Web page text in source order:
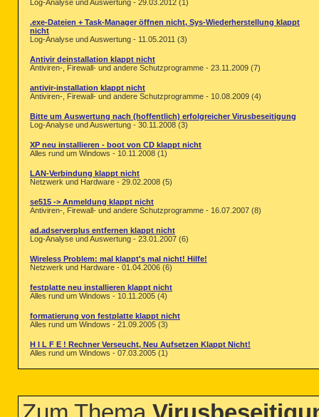
Log-Analyse und Auswertung - 29.03.2012 (1)
.exe-Dateien + Task-Manager öffnen nicht, Sys-Wiederherstellung klappt
nicht
Log-Analyse und Auswertung - 11.05.2011 (3)
Antivir deinstallation klappt nicht
Antiviren-, Firewall- und andere Schutzprogramme - 23.11.2009 (7)
antivir-installation klappt nicht
Antiviren-, Firewall- und andere Schutzprogramme - 10.08.2009 (4)
Bitte um Auswertung nach (hoffentlich) erfolgreicher Virusbeseitigung
Log-Analyse und Auswertung - 30.11.2008 (3)
XP neu installieren - boot von CD klappt nicht
Alles rund um Windows - 10.11.2008 (1)
LAN-Verbindung klappt nicht
Netzwerk und Hardware - 29.02.2008 (5)
se515 -> Anmeldung klappt nicht
Antiviren-, Firewall- und andere Schutzprogramme - 16.07.2007 (8)
ad.adserverplus entfernen klappt nicht
Log-Analyse und Auswertung - 23.01.2007 (6)
Wireless Problem: mal klappt's mal nicht! Hilfe!
Netzwerk und Hardware - 01.04.2006 (6)
festplatte neu installieren klappt nicht
Alles rund um Windows - 10.11.2005 (4)
formatierung von festplatte klappt nicht
Alles rund um Windows - 21.09.2005 (3)
H I L F E ! Rechner Verseucht, Neu Aufsetzen Klappt Nicht!
Alles rund um Windows - 07.03.2005 (1)